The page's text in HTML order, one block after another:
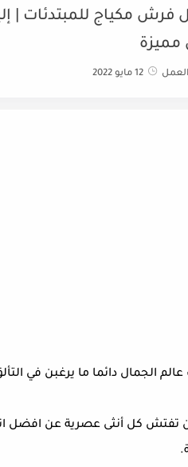
فرش مكياج للمبتدئات |
12 مايو 2022
عالم الجمال دائما ما يرغبن في
تفتش كل أنثى عصرية عن افضل